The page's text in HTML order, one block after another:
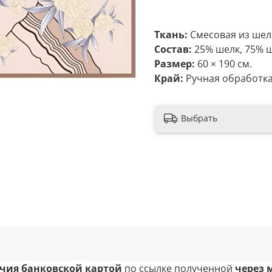
Ткань: Смесовая из
Состав: 25% шелк, 75%
Размер: 60 × 190 см.
Край: Ручная
Выбрать
банковской картой по ссылке полученной через